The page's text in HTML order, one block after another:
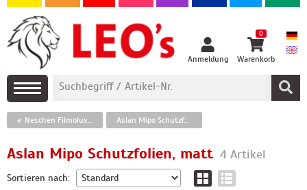
Anmeldung
0
Warenkorb
Neschen Filmolux / Schutzfolien Aslan Mipo Schutzfolien, matt
Aslan Mipo Schutzfolien, matt 4 Artikel
Sortieren nach: